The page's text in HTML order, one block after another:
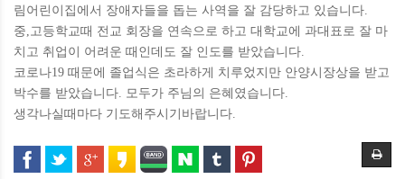
림어린이집에서 장애자들을 돕는 사역을 잘 감당하고 있습니다.
중,고등학교때 전교 회장을 연속으로 하고 대학교에 과대표로 잘 마
치고 취업이 어려운 때인데도 잘 인도를 받았습니다.
코로나19 때문에 졸업식은 초라하게 치루었지만 안양시장상을 받고
박수를 받았습니다. 모두가 주님의 은혜였습니다.
생각나실때마다 기도해주시기바랍니다.